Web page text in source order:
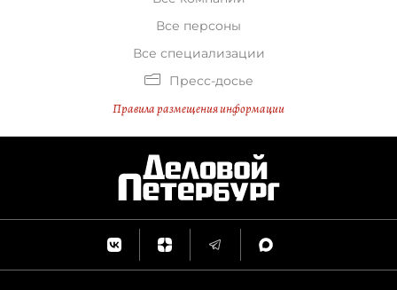
Все персоны
Все специализации
Пресс-досье
Правила размещения информации